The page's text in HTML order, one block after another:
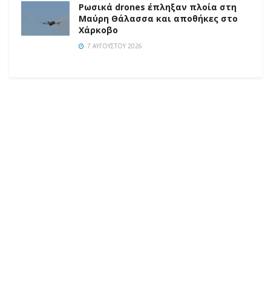
Ρωσικά drones έπληξαν πλοία στη
Μαύρη Θάλασσα και αποθήκες στο
Χάρκοβο
7 ΑΥΓΟΎΣΤΟΥ 2026